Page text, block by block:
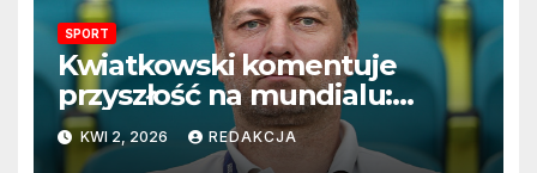
SPORT
Kwiatkowski komentuje
przyszłość na mundialu:
„Rozważamy rezygnację”
KWI 2, 2026 REDAKCJA